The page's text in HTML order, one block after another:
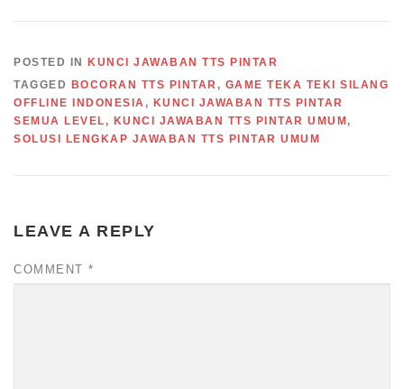
POSTED IN
KUNCI JAWABAN TTS PINTAR
TAGGED
BOCORAN TTS PINTAR , GAME TEKA TEKI SILANG
OFFLINE INDONESIA , KUNCI JAWABAN TTS PINTAR
SEMUA LEVEL , KUNCI JAWABAN TTS PINTAR UMUM ,
SOLUSI LENGKAP JAWABAN TTS PINTAR UMUM
LEAVE A REPLY
COMMENT *